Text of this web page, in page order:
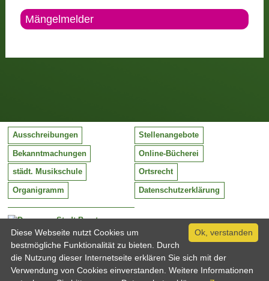
Mängelmelder
Stadt Barntrup
Mittelstraße 38
32683 Barntrup
Tel:
Email:
05263 / 409-0
info@barntrup.de
Ausschreibungen Stellenangebote
Bekanntmachungen Online-Bücherei
städt. Musikschule Ortsrecht
Organigramm Datenschutzerklärung
Ok, verstanden
Diese Webseite nutzt Cookies um
bestmögliche Funktionalität zu bieten. Durch
die Nutzung dieser Internetseite erklären Sie sich mit der
Verwendung von Cookies einverstanden. Weitere Informationen